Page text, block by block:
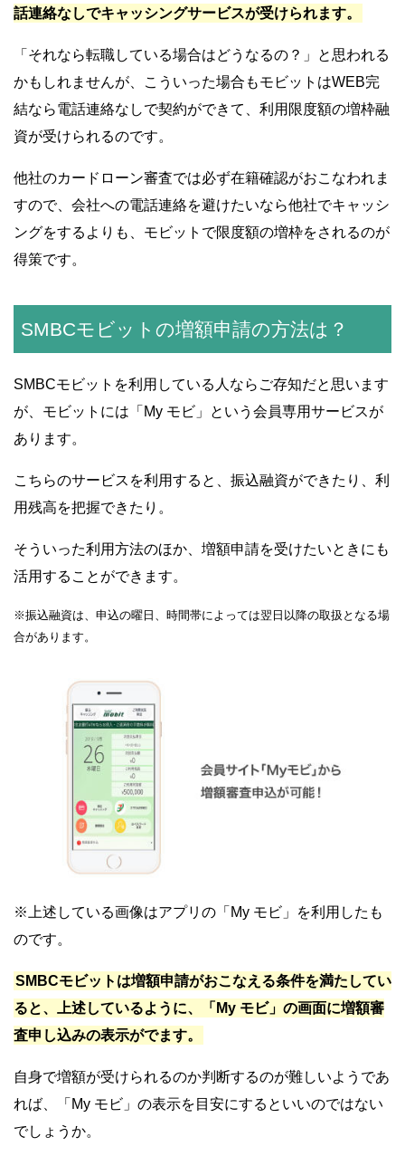
話連絡なしでキャッシングサービスが受けられます。
「それなら転職している場合はどうなるの？」と思われる
かもしれませんが、こういった場合もモビットはWEB完
結なら電話連絡なしで契約ができて、利用限度額の増枠融
資が受けられるのです。
他社のカードローン審査では必ず在籍確認がおこなわれま
すので、会社への電話連絡を避けたいなら他社でキャッシ
ングをするよりも、モビットで限度額の増枠をされるのが
得策です。
SMBCモビットの増額申請の方法は？
SMBCモビットを利用している人ならご存知だと思います
が、モビットには「My モビ」という会員専用サービスが
あります。
こちらのサービスを利用すると、振込融資ができたり、利
用残高を把握できたり。
そういった利用方法のほか、増額申請を受けたいときにも
活用することができます。
※振込融資は、申込の曜日、時間帯によっては翌日以降の取扱となる場
合があります。
※上述している画像はアプリの「My モビ」を利用したも
のです。
SMBCモビットは増額申請がおこなえる条件を満たしてい
ると、上述しているように、「My モビ」の画面に増額審
査申し込みの表示がでます。
自身で増額が受けられるのか判断するのが難しいようであ
れば、「My モビ」の表示を目安にするといいのではない
でしょうか。